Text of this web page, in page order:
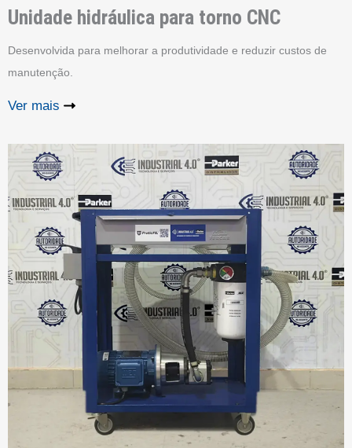
Unidade hidráulica para torno CNC
Desenvolvida para melhorar a produtividade e reduzir custos de
manutenção.
Ver mais